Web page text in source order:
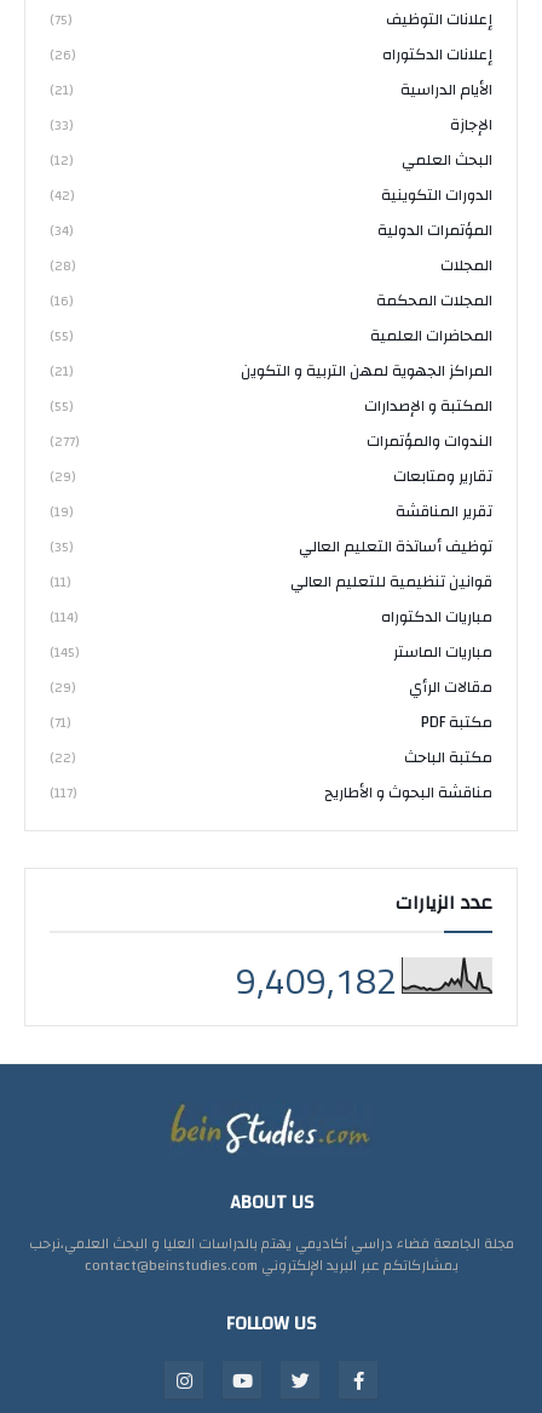
إعلانات التوظيف (75)
إعلانات الدكتوراه (26)
الأيام الدراسية (21)
الإجازة (33)
البحث العلمي (12)
الدورات التكوينية (42)
المؤتمرات الدولية (34)
المجلات (28)
المجلات المحكمة (16)
المحاضرات العلمية (55)
المراكز الجهوية لمهن التربية و التكوين (21)
المكتبة و الإصدارات (55)
الندوات والمؤتمرات (277)
تقارير ومتابعات (29)
تقرير المناقشة (19)
توظيف أساتذة التعليم العالي (35)
قوانين تنظيمية للتعليم العالي (11)
مباريات الدكتوراه (114)
مباريات الماستر (145)
مقالات الرأي (29)
مكتبة PDF (71)
مكتبة الباحث (22)
مناقشة البحوث و الأطاريح (117)
عدد الزيارات
9,409,182
ABOUT US
مجلة الجامعة فضاء دراسي أكاديمي يهتم بالدراسات العليا و البحث العلمي،نرحب
بمشاركاتكم عبر البريد الإلكتروني contact@beinstudies.com
FOLLOW US